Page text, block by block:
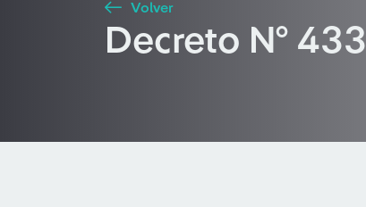
Volver
Decreto N° 433